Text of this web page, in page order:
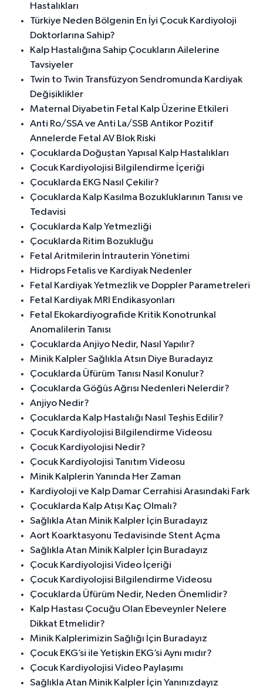
Hastalıkları
Türkiye Neden Bölgenin En İyi Çocuk Kardiyoloji
Doktorlarına Sahip?
Kalp Hastalığına Sahip Çocukların Ailelerine
Tavsiyeler
Twin to Twin Transfüzyon Sendromunda Kardiyak
Değişiklikler
Maternal Diyabetin Fetal Kalp Üzerine Etkileri
Anti Ro/SSA ve Anti La/SSB Antikor Pozitif
Annelerde Fetal AV Blok Riski
Çocuklarda Doğuştan Yapısal Kalp Hastalıkları
Çocuk Kardiyolojisi Bilgilendirme İçeriği
Çocuklarda EKG Nasıl Çekilir?
Çocuklarda Kalp Kasılma Bozukluklarının Tanısı ve
Tedavisi
Çocuklarda Kalp Yetmezliği
Çocuklarda Ritim Bozukluğu
Fetal Aritmilerin İntrauterin Yönetimi
Hidrops Fetalis ve Kardiyak Nedenler
Fetal Kardiyak Yetmezlik ve Doppler Parametreleri
Fetal Kardiyak MRI Endikasyonları
Fetal Ekokardiyografide Kritik Konotrunkal
Anomalilerin Tanısı
Çocuklarda Anjiyo Nedir, Nasıl Yapılır?
Minik Kalpler Sağlıkla Atsın Diye Buradayız
Çocuklarda Üfürüm Tanısı Nasıl Konulur?
Çocuklarda Göğüs Ağrısı Nedenleri Nelerdir?
Anjiyo Nedir?
Çocuklarda Kalp Hastalığı Nasıl Teşhis Edilir?
Çocuk Kardiyolojisi Bilgilendirme Videosu
Çocuk Kardiyolojisi Nedir?
Çocuk Kardiyolojisi Tanıtım Videosu
Minik Kalplerin Yanında Her Zaman
Kardiyoloji ve Kalp Damar Cerrahisi Arasındaki Fark
Çocuklarda Kalp Atışı Kaç Olmalı?
Sağlıkla Atan Minik Kalpler İçin Buradayız
Aort Koarktasyonu Tedavisinde Stent Açma
Sağlıkla Atan Minik Kalpler İçin Buradayız
Çocuk Kardiyolojisi Video İçeriği
Çocuk Kardiyolojisi Bilgilendirme Videosu
Çocuklarda Üfürüm Nedir, Neden Önemlidir?
Kalp Hastası Çocuğu Olan Ebeveynler Nelere
Dikkat Etmelidir?
Minik Kalplerimizin Sağlığı İçin Buradayız
Çocuk EKG’si ile Yetişkin EKG’si Aynı mıdır?
Çocuk Kardiyolojisi Video Paylaşımı
Sağlıkla Atan Minik Kalpler İçin Yanınızdayız